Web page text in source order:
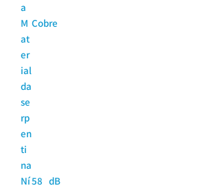
a
M
at
er
ial
da
se
rp
en
ti
na
Cobre
Ní58 dB